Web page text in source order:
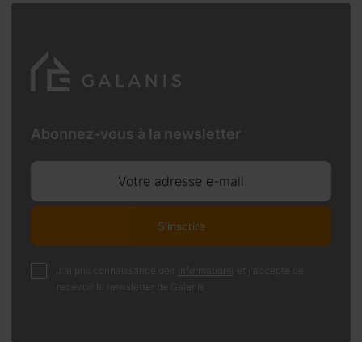
Abonnez-vous à la newsletter
Votre adresse e-mail
S'inscrire
J'ai pris connaissance des informations
et j'accepte de
recevoir la newsletter de Galanis